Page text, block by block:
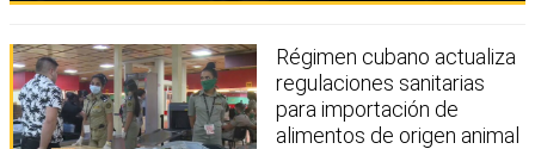
Régimen cubano actualiza
regulaciones sanitarias
para importación de
alimentos de origen animal